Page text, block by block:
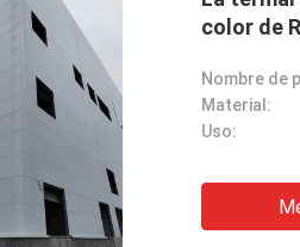
color de
Material:
Uso: